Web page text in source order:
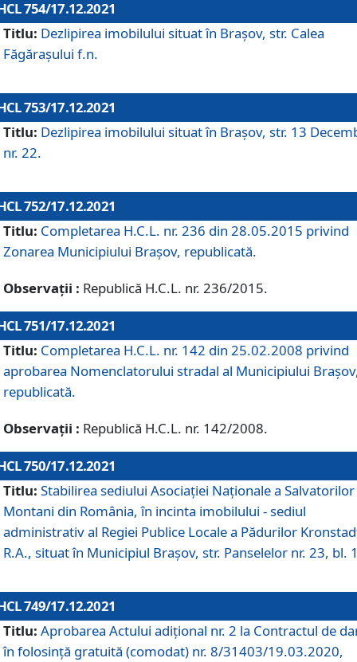
754/17.12.2021
Titlu: Dezlipirea imobilului situat în Brașov, str. Calea
Făgărașului f.n.
753/17.12.2021
Titlu: Dezlipirea imobilului situat în Brașov, str. 13
nr. 22.
752/17.12.2021
Titlu: Completarea H.C.L. nr. 236 din 28.05.2015 privind
Zonarea Municipiului Braşov, republicată.
Observații : Republică H.C.L. nr. 236/2015.
751/17.12.2021
Titlu: Completarea H.C.L. nr. 142 din 25.02.2008 privind
aprobarea Nomenclatorului stradal al Municipiului
republicată.
Observații : Republică H.C.L. nr. 142/2008.
750/17.12.2021
Titlu: Stabilirea sediului Asociației Naționale a Salvatorilor
Montani din România, în incinta imobilului - sediul
administrativ al Regiei Publice Locale a Pădurilor
R.A., situat în Municipiul Braşov, str. Panselelor nr. 23, bl.
749/17.12.2021
Titlu: Aprobarea Actului adițional nr. 2 la Contractul de
în folosință gratuită (comodat) nr. 8/31403/19.03.2020,